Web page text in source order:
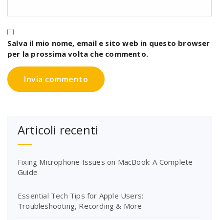
Salva il mio nome, email e sito web in questo browser
per la prossima volta che commento.
Articoli recenti
Fixing Microphone Issues on MacBook: A Complete
Guide
Essential Tech Tips for Apple Users:
Troubleshooting, Recording & More